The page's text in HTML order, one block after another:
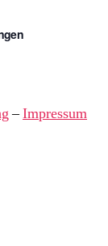
–Impressum